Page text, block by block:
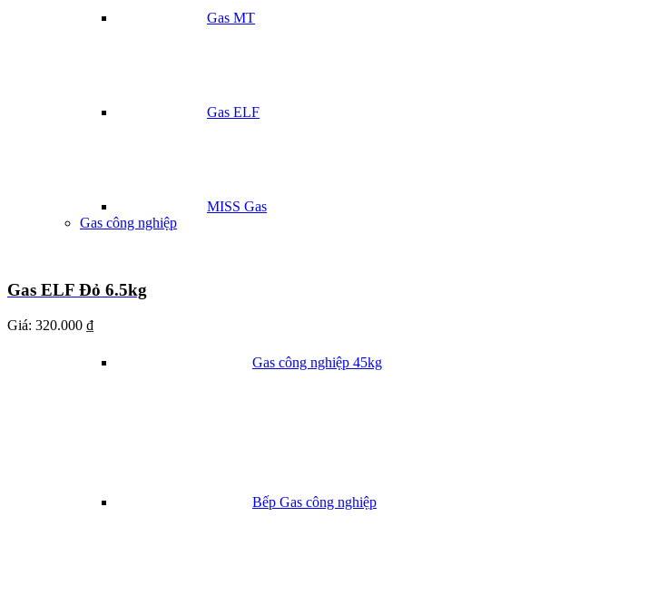
Gas MT
Gas ELF
MISS Gas
Gas công nghiệp
Gas công nghiệp 45kg
Bếp Gas công nghiệp
Gas ELF Đỏ 6.5kg
Giá: 320.000 ₫